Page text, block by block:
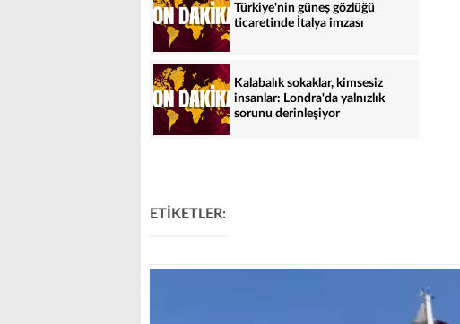
Türkiye'nin güneş gözlüğü
ticaretinde İtalya imzası
Kalabalık sokaklar, kimsesiz
insanlar: Londra'da yalnızlık
sorunu derinleşiyor
ETİKETLER: